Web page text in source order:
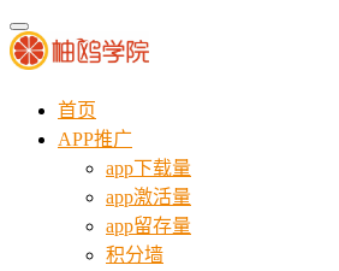
首页
APP推广
app下载量
app激活量
app留存量
积分墙